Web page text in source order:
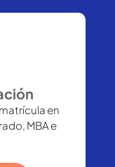
en
MBA e